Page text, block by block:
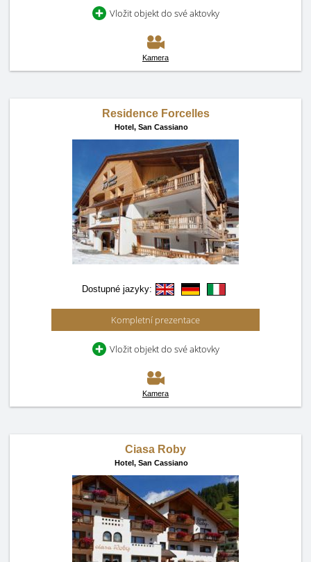
Vložit objekt do své aktovky
Kamera
Residence Forcelles
Hotel, San Cassiano
Dostupné jazyky:
Kompletní prezentace
Vložit objekt do své aktovky
Kamera
Ciasa Roby
Hotel, San Cassiano